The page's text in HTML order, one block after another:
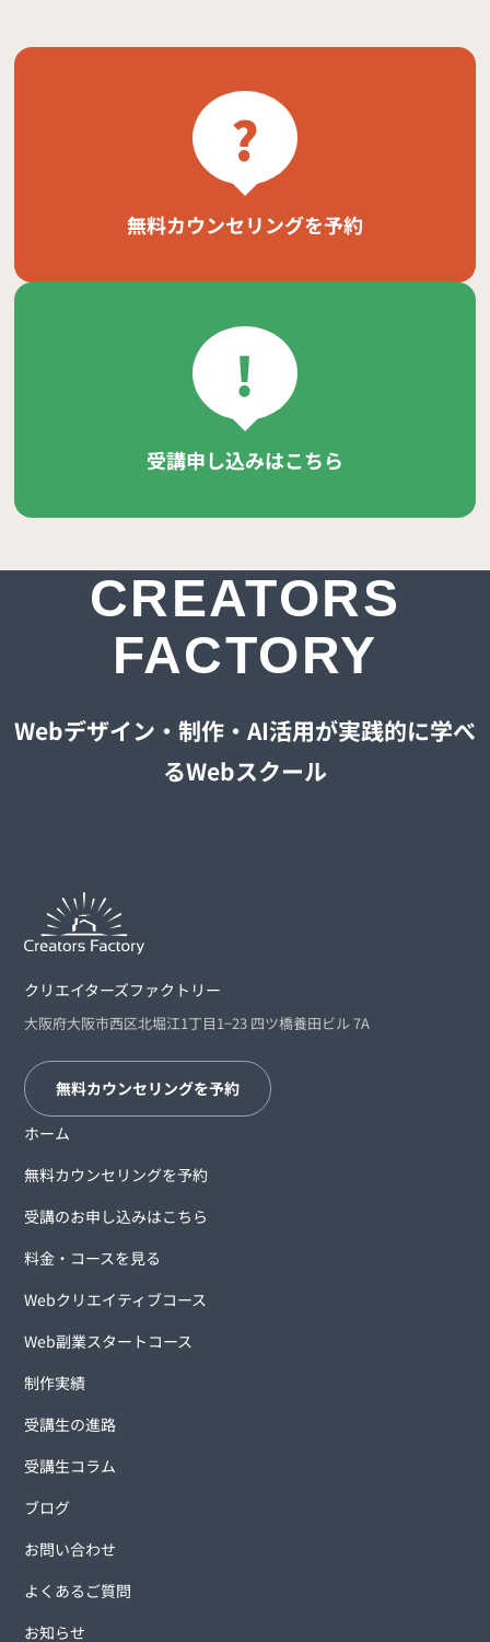
?
無料カウンセリングを予約
!
受講申し込みはこちら
CREATORS
FACTORY
Webデザイン・制作・AI活用が実践的に学べ
るWebスクール
クリエイターズファクトリー
大阪府大阪市西区北堀江1丁目1−23 四ツ橋養田ビル 7A
無料カウンセリングを予約
ホーム
無料カウンセリングを予約
受講のお申し込みはこちら
料金・コースを見る
Webクリエイティブコース
Web副業スタートコース
制作実績
受講生の進路
受講生コラム
ブログ
お問い合わせ
よくあるご質問
お知らせ